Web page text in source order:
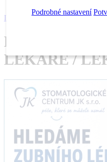
Inzerce HLEDÁME
HLEDÁME
LÉKAŘE /
Podrobné nastavení